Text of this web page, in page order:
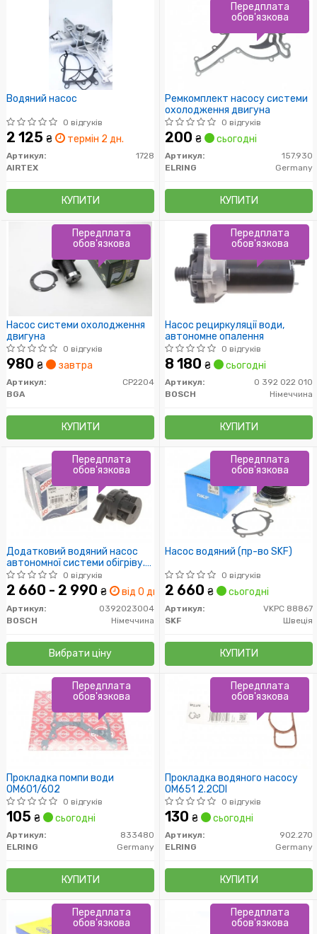
Водяний насос
0 відгуків
2 125 ₴ термін 2 дн.
Артикул:
1728
AIRTEX
КУПИТИ
Ремкомплект насосу системи
охолодження двигуна
0 відгуків
200 ₴ сьогодні
Артикул:
157.930
ELRING
Germany
КУПИТИ
Передплата
обов'язкова
Насос системи охолодження
двигуна
0 відгуків
980 ₴ завтра
Артикул:
CP2204
BGA
КУПИТИ
Передплата
обов'язкова
Насос рециркуляції води,
автономне опалення
0 відгуків
8 180 ₴ сьогодні
Артикул:
0 392 022 010
BOSCH
Німеччина
КУПИТИ
Передплата
обов'язкова
Додатковий водяний насос
автономної системи обігріву.
MB/VAG Sprinter/Crafter 06-
0 відгуків
2 660 - 2 990 ₴ від 0 дн.
Артикул:
0392023004
BOSCH
Німеччина
Вибрати ціну
Передплата
обов'язкова
Насос водяний (пр-во SKF)
0 відгуків
2 660 ₴ сьогодні
Артикул:
VKPC 88867
SKF
Швеція
КУПИТИ
Передплата
обов'язкова
Прокладка помпи води
ОМ601/602
0 відгуків
105 ₴ сьогодні
Артикул:
833480
ELRING
Germany
КУПИТИ
Передплата
обов'язкова
Прокладка водяного насосу
OM651 2.2CDI
0 відгуків
130 ₴ сьогодні
Артикул:
902.270
ELRING
Germany
КУПИТИ
Передплата
обов'язкова
Передплата
обов'язкова
Передплата
обов'язкова